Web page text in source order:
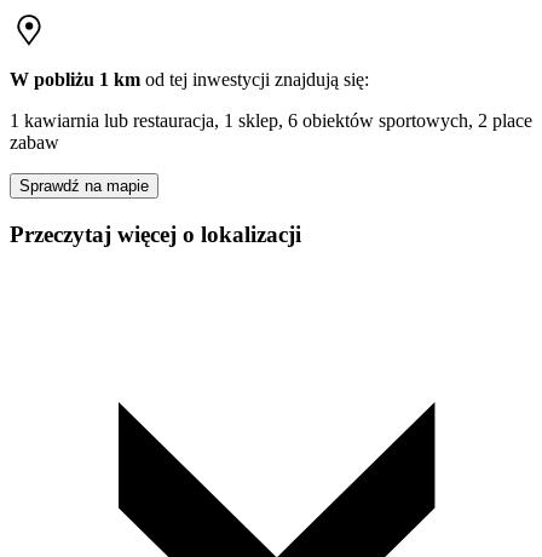
W pobliżu 1 km od tej inwestycji znajdują się:
1 kawiarnia lub restauracja, 1 sklep, 6 obiektów sportowych, 2 place
zabaw
Sprawdź na mapie
Przeczytaj więcej o lokalizacji